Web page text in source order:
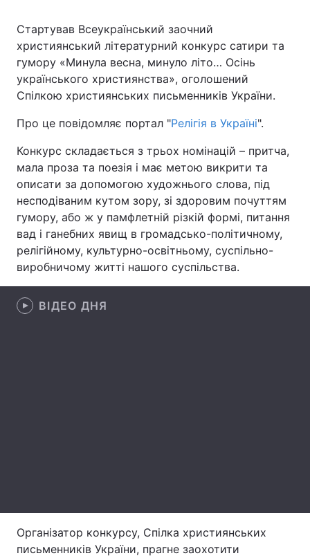
Головна Війна
Спорт Наука
Техно і зв'язок Лайт
Зброя
Здоров'я Туризм
Цікавинки Погода
Послуги
Стартував Всеукраїнський заочний
християнський літературний конкурс сатири та
гумору «Минула весна, минуло літо… Осінь
українського християнства», оголошений
Спілкою християнських письменників України.
Про це повідомляє портал "Релігія в Україні".
Конкурс складається з трьох номінацій – притча,
мала проза та поезія і має метою викрити та
описати за допомогою художнього слова, під
несподіваним кутом зору, зі здоровим почуттям
гумору, або ж у памфлетній різкій формі, питання
вад і ганебних явищ в громадсько-політичному,
релігійному, культурно-освітньому, суспільно-
виробничому житті нашого суспільства.
ВІДЕО ДНЯ
Організатор конкурсу, Спілка християнських
письменників України, прагне заохотити